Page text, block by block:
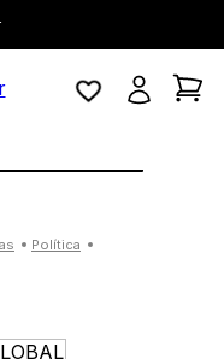
política